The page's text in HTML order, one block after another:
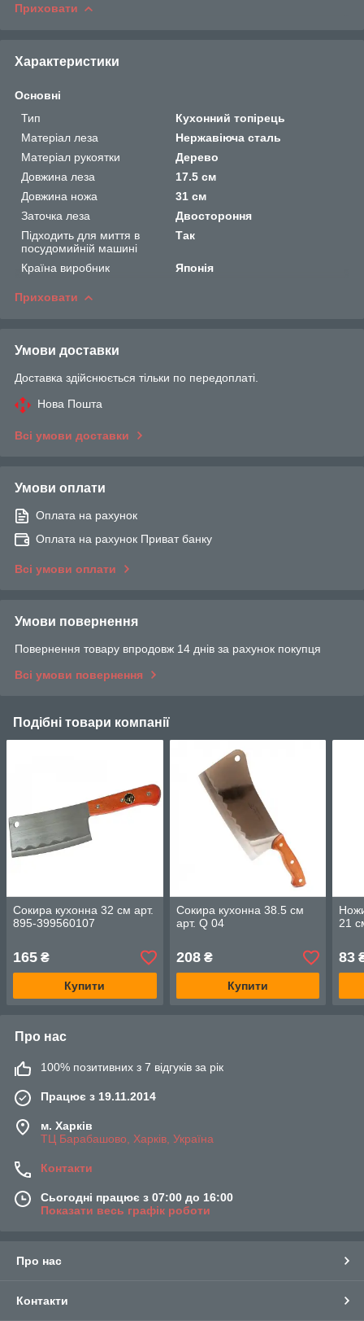
Приховати
Характеристики
Основні
Тип
Кухонний топірець
Матеріал леза
Нержавіюча сталь
Матеріал рукоятки
Дерево
Довжина леза
17.5 см
Довжина ножа
31 см
Заточка леза
Двостороння
Підходить для миття в
посудомийній машині
Так
Країна виробник Японія
Приховати
Умови доставки
Доставка здійснюється тільки по передоплаті.
Нова Пошта
Всі умови доставки
Умови оплати
Оплата на рахунок
Оплата на рахунок Приват банку
Всі умови оплати
Умови повернення
Повернення товару впродовж 14 днів за рахунок покупця
Всі умови повернення
Подібні товари компанії
Сокира кухонна 32 см арт.
895-399560107
165 ₴
Купити
Сокира кухонна 38.5 см
арт. Q 04
208₴
Купити
21
83
Про нас
100% позитивних з 7 відгуків за рік
Працює з 19.11.2014
м. Харків
ТЦ Барабашово, Харків, Україна
Контакти
Сьогодні працює з 07:00 до 16:00
Показати весь графік роботи
Про нас
Контакти